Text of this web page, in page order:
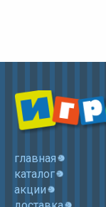
главная
каталог
акции